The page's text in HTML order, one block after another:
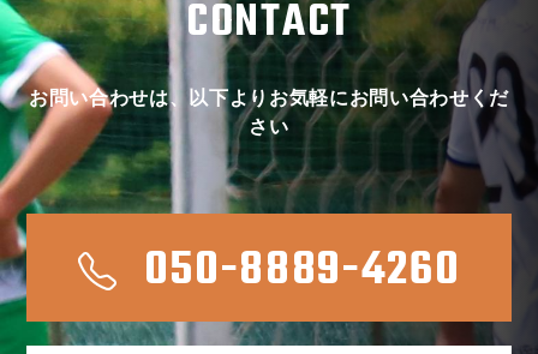
CONTACT
お問い合わせは、以下よりお気軽にお問い合わせくだ
さい
050-8889-4260